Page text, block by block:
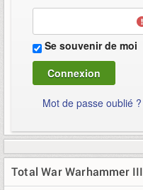
Se souvenir de moi
Mot de passe oublié ?
Total War Warhammer III